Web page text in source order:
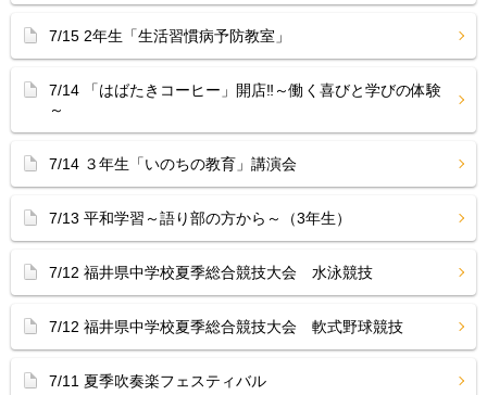
7/15 2年生「生活習慣病予防教室」
7/14 「はばたきコーヒー」開店‼︎～働く喜びと学びの体験
～
7/14 ３年生「いのちの教育」講演会
7/13 平和学習～語り部の方から～（3年生）
7/12 福井県中学校夏季総合競技大会 水泳競技
7/12 福井県中学校夏季総合競技大会 軟式野球競技
7/11 夏季吹奏楽フェスティバル